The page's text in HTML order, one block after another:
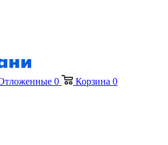
0 Корзина 0